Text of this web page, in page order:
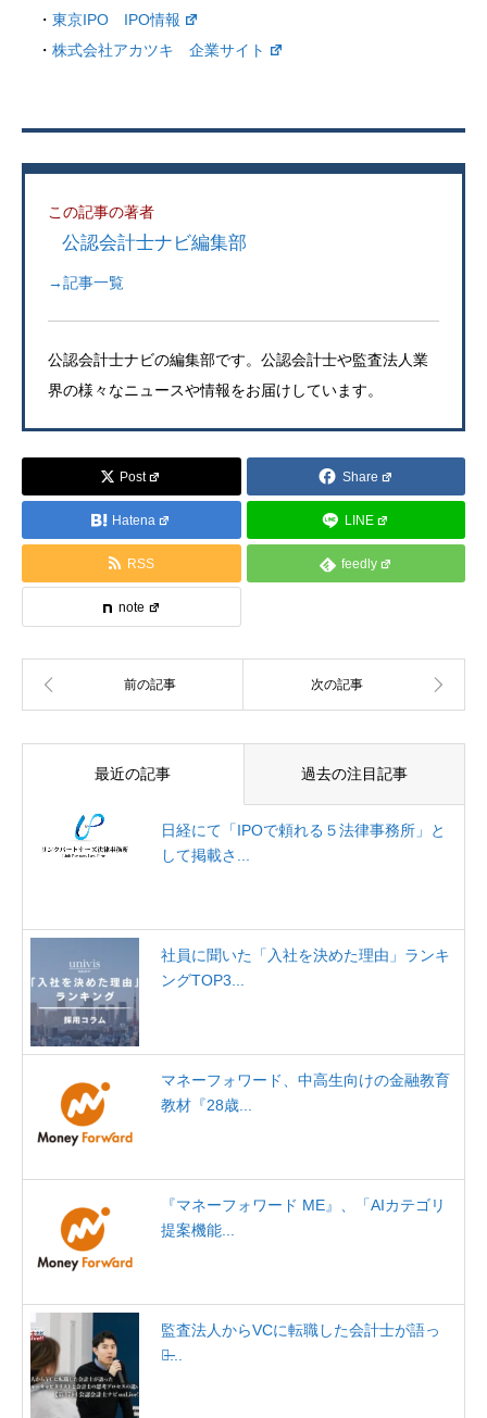
・ 東京IPO IPO情報
・ 株式会社アカツキ 企業サイト
この記事の著者
公認会計士ナビ編集部
→記事一覧
公認会計士ナビの編集部です。公認会計士や監査法人業
界の様々なニュースや情報をお届けしています。
Post Share
Hatena LINE
RSS feedly
note
最近の記事 過去の注目記事
日経にて「IPOで頼れる５法律事務所」と
して掲載さ...
社員に聞いた「入社を決めた理由」ランキ
ングTOP3...
マネーフォワード、中高生向けの金融教育
教材『28歳...
『マネーフォワード ME』、「AIカテゴリ
提案機能...
監査法人からVCに転職した会計士が語っ
た̶...